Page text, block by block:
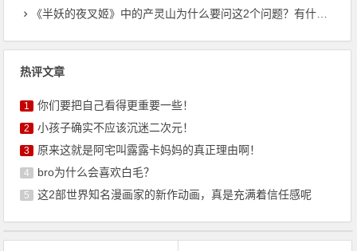
《半妖的夜叉姬》中的产灵山为什么要问这2个问题？有什么意义？
热评文章
1 你们要把自己看得更重要一些！
2 小孩子确实不应该沉迷二次元！
3 原来这就是阿宅叫露露卡妈妈的真正理由啊！
4 bro为什么会喜欢白毛？
5 这2部世界知名漫画家的新作动画，真是充满着信任感呢